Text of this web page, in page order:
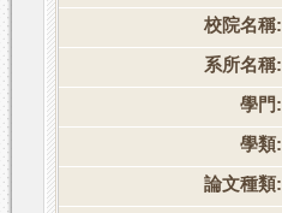
校院名稱:
系所名稱:
學門:
學類:
論文種類: